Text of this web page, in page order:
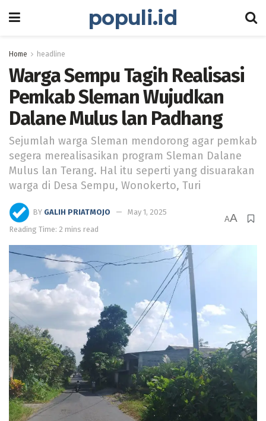
populi.id
Home headline
Warga Sempu Tagih Realisasi
Pemkab Sleman Wujudkan
Dalane Mulus lan Padhang
Sejumlah warga Sleman mendorong agar pemkab
segera merealisasikan program Sleman Dalane
Mulus lan Terang. Hal itu seperti yang disuarakan
warga di Desa Sempu, Wonokerto, Turi
BY GALIH PRIATMOJO
May 1, 2025
Reading Time: 2 mins read
AA